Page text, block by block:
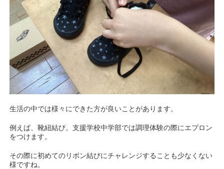
生活の中では様々にできた方が良いことがあります。
例えば、靴紐結び。支援学校中学部では調理体験の際にエプロン
をつけます。
その際に初めてのリボン結びにチャレンジすることも少なくない
様ですね。